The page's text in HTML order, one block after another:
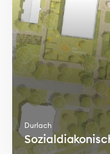
Durlach